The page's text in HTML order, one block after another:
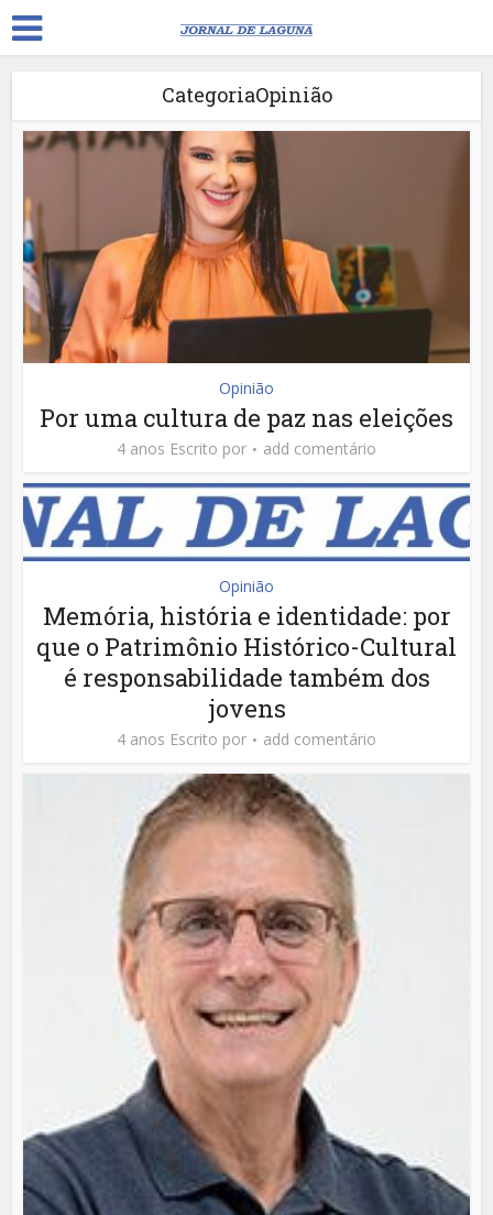
CategoriaOpinião
Opinião
Por uma cultura de paz nas eleições
4 anos Escrito por add comentário
Opinião
Memória, história e identidade: por
que o Patrimônio Histórico-Cultural
é responsabilidade também dos
jovens
4 anos Escrito por add comentário